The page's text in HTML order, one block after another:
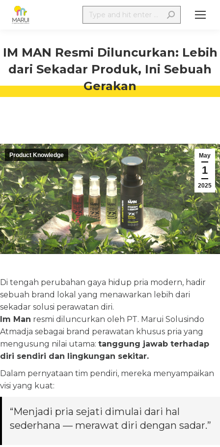
IM MAN Resmi Diluncurkan: Lebih
dari Sekadar Produk, Ini Sebuah
Gerakan
May
1
2025
Product Knowledge
Di tengah perubahan gaya hidup pria modern, hadir
sebuah brand lokal yang menawarkan lebih dari
sekadar solusi perawatan diri.
Im Man resmi diluncurkan oleh PT. Marui Solusindo
Atmadja sebagai brand perawatan khusus pria yang
mengusung nilai utama: tanggung jawab terhadap
diri sendiri dan lingkungan sekitar.
Dalam pernyataan tim pendiri, mereka menyampaikan
visi yang kuat:
“Menjadi pria sejati dimulai dari hal
sederhana — merawat diri dengan sadar.”